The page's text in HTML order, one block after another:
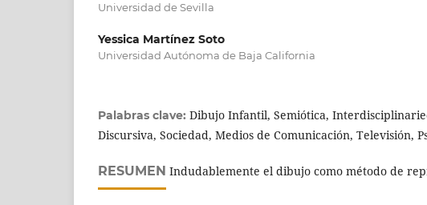
Universidad de Sevilla
Yessica Martínez Soto
Universidad Autónoma de Baja California
Palabras clave: Dibujo Infantil, Semiótica,
Discursiva, Sociedad, Medios de Comunicación, Televisión,
RESUMEN Indudablemente el dibujo como método de